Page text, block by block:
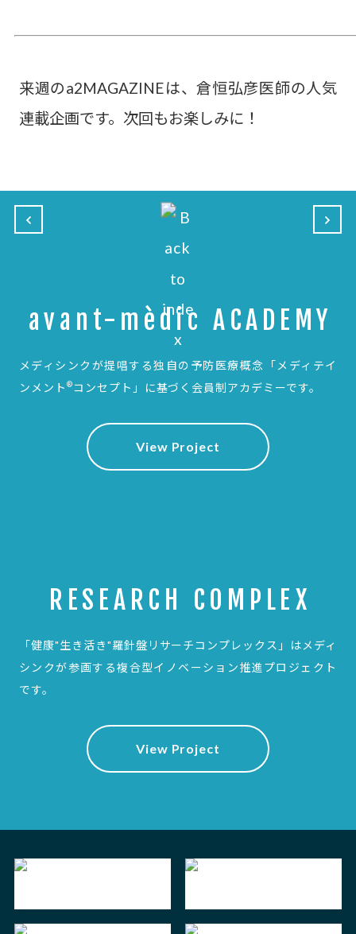
来週のa2MAGAZINEは、倉恒弘彦医師の人気
連載企画です。次回もお楽しみに！
avant-mèdic ACADEMY
メディシンクが提唱する独自の予防医療概念
「メディテイ
ンメント ®コンセプト」に基づく会員制アカデミーです。
View Project
RESEARCH COMPLEX
「健康"生き活き"羅針盤リサーチコンプレックス」は メディ
シンクが参画する複合型イノベーション推進プロジェクト
です。
View Project